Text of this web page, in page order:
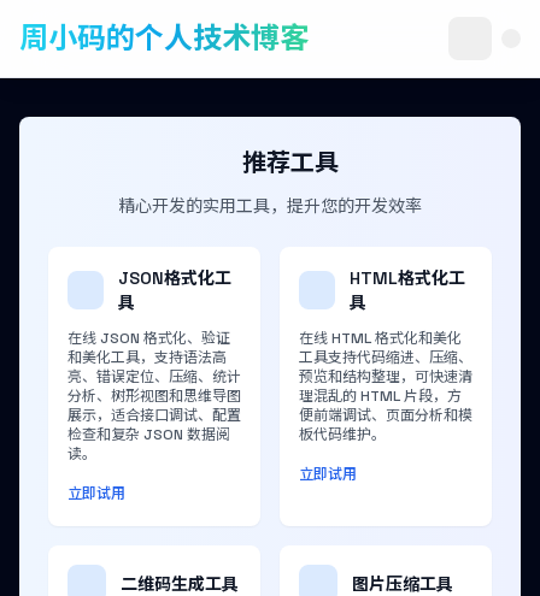
周小码的个人技术博客
推荐工具
精心开发的实用工具，提升您的开发效率
JSON格式化工
具
在线 JSON 格式化、验证
和美化工具，支持语法高
亮、错误定位、压缩、统计
分析、树形视图和思维导图
展示，适合接口调试、配置
检查和复杂 JSON 数据阅
读。
立即试用
HTML格式化工
具
在线 HTML 格式化和美化
工具支持代码缩进、压缩、
预览和结构整理，可快速清
理混乱的 HTML 片段，方
便前端调试、页面分析和模
板代码维护。
立即试用
二维码生成工具 图片压缩工具